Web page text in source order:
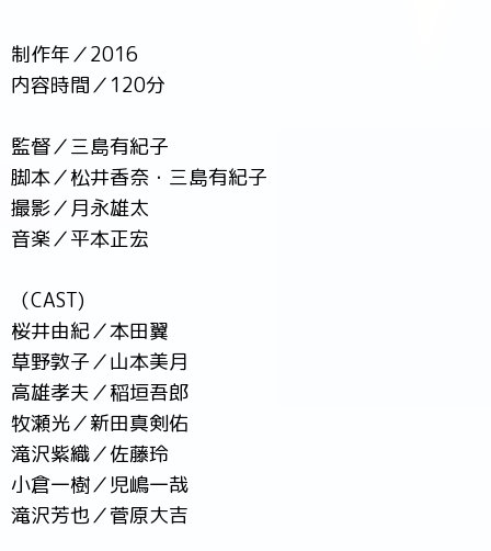
制作年／2016
内容時間／120分
監督／三島有紀子
脚本／松井香奈・三島有紀子
撮影／月永雄太
音楽／平本正宏
（CAST)
桜井由紀／本田翼
草野敦子／山本美月
高雄孝夫／稲垣吾郎
牧瀬光／新田真剣佑
滝沢紫織／佐藤玲
小倉一樹／児嶋一哉
滝沢芳也／菅原大吉